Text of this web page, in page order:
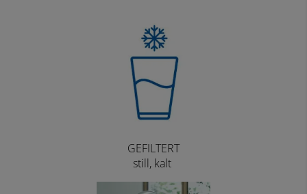
GEFILTERT
still, kalt